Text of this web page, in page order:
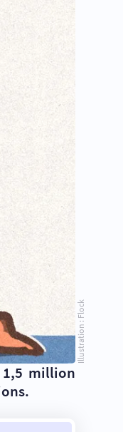
Illustration : Flock
1,5 million